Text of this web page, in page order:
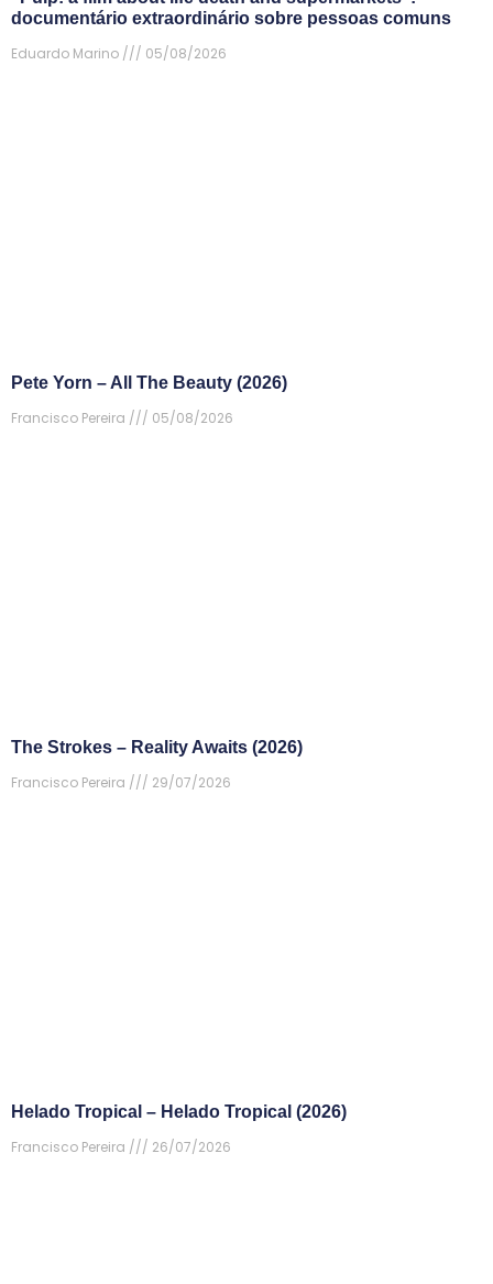
documentário extraordinário sobre pessoas comuns
Eduardo Marino
05/08/2026
Pete Yorn – All The Beauty (2026)
Francisco Pereira
05/08/2026
The Strokes – Reality Awaits (2026)
Francisco Pereira
29/07/2026
Helado Tropical – Helado Tropical (2026)
Francisco Pereira
26/07/2026